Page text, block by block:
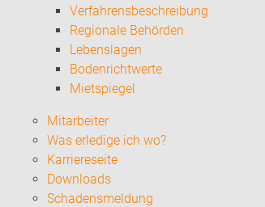
Verfahrensbeschreibung
Regionale Behörden
Lebenslagen
Bodenrichtwerte
Mietspiegel
Mitarbeiter
Was erledige ich wo?
Karriereseite
Downloads
Schadensmeldung